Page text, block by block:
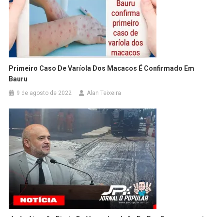
Primeiro Caso De Varíola Dos Macacos É Confirmado Em
Bauru
9 de agosto de 2022 Alan Teixeira